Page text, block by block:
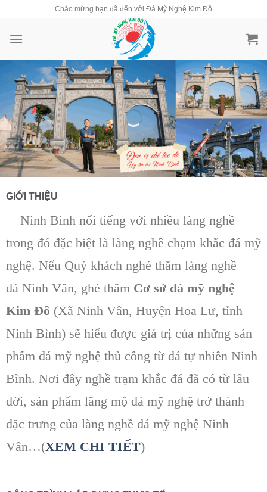
content
Chào mừng bạn đã đến với Đá Mỹ Nghệ Kim Đô
GIỚI THIỆU
Ninh Bình nổi tiếng với nhiều làng nghề
trong đó đặc biệt là làng nghề chạm khắc đá mỹ
nghệ. Nếu Quý khách nghé thăm làng nghề
đá Ninh Vân, ghé thăm Cơ sở đá mỹ nghệ
Kim Đô (Xã Ninh Vân, Huyện Hoa Lư, tỉnh
Ninh Bình) sẽ hiểu được giá trị của những sản
phẩm đá mỹ nghệ thủ công từ đá tự nhiên Ninh
Bình. Nơi đây nghề trạm khắc đá đã có từ lâu
đời, sản phẩm lăng mộ đá mỹ nghệ trở thành
đặc trưng của làng nghề đá mỹ nghệ Ninh
Vân…(XEM CHI TIẾT)